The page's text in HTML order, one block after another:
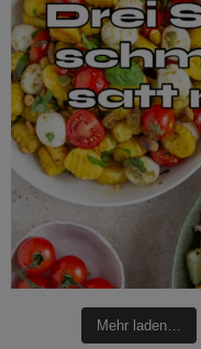
Mehr laden…